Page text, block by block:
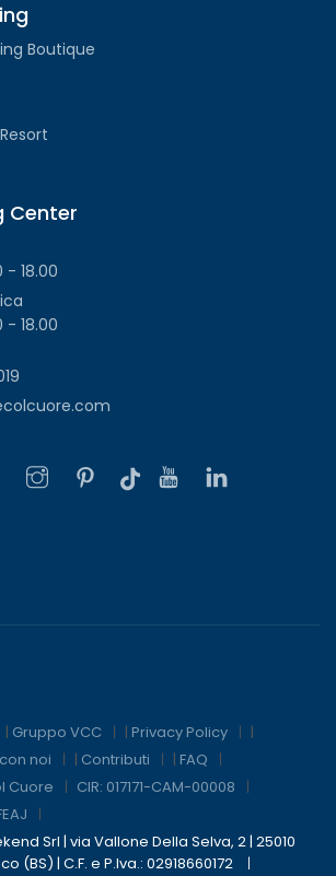
Boutique
Center
- 18.00
- 18.00
| Gruppo VCC | Privacy Policy
|
noi | Contributi | FAQ
Cuore
CIR: 017171-CAM-00008
Srl | via Vallone Della Selva, 2 | 25010
(BS) | C.F. e P.Iva.: 02918660172